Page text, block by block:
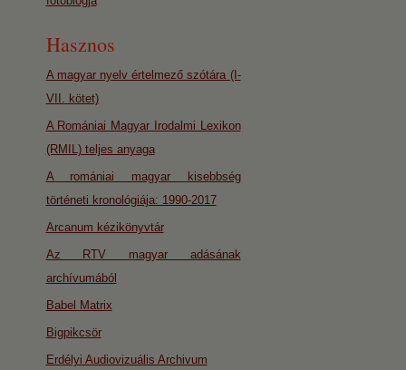
Hasznos
A magyar nyelv értelmező szótára (I-
VII. kötet)
A Romániai Magyar Irodalmi Lexikon
(RMIL) teljes anyaga
A romániai magyar kisebbség
történeti kronológiája: 1990-2017
Arcanum kézikönyvtár
Az RTV magyar adásának
archívumából
Babel Matrix
Bigpikcsör
Erdélyi Audiovizuális Archivum